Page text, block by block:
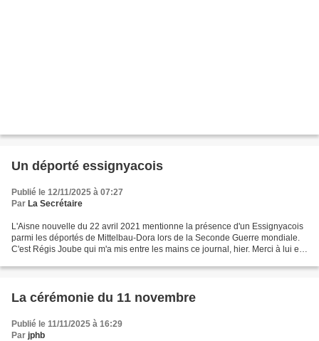
Un déporté essignyacois
Publié le 12/11/2025 à 07:27
Par La Secrétaire
L'Aisne nouvelle du 22 avril 2021 mentionne la présence d'un Essignyacois
parmi les déportés de Mittelbau-Dora lors de la Seconde Guerre mondiale.
C'est Régis Joube qui m'a mis entre les mains ce journal, hier. Merci à lui et
La cérémonie du 11 novembre
Publié le 11/11/2025 à 16:29
Par jphb